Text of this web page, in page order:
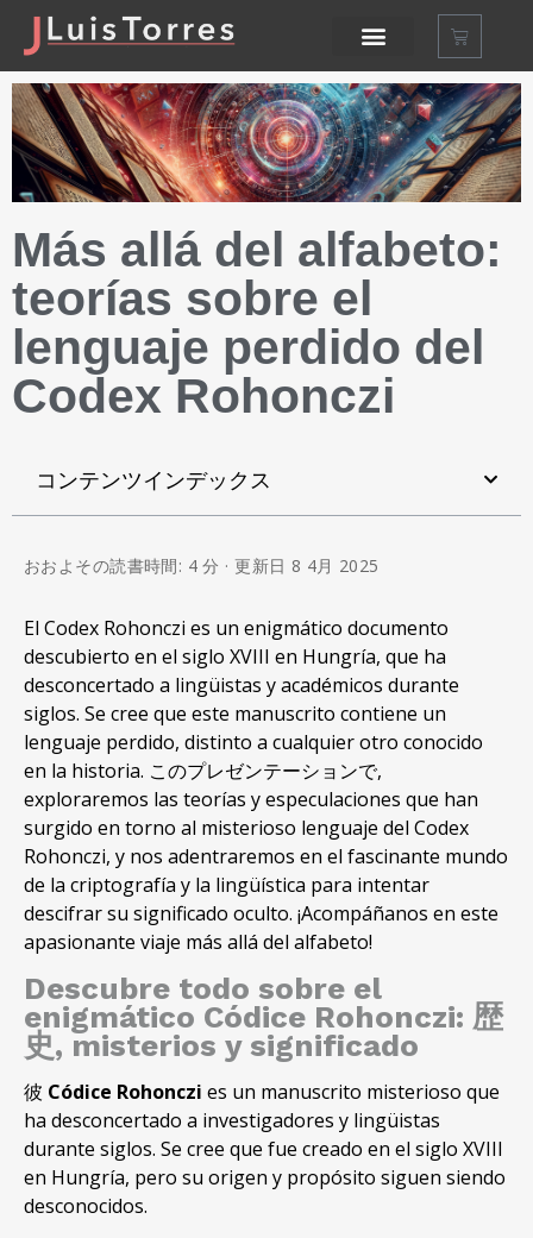
Más allá del alfabeto:
teorías sobre el
lenguaje perdido del
Codex Rohonczi
コンテンツインデックス
おおよその読書時間: 4 分 · 更新日 8 4月 2025
El Codex Rohonczi es un enigmático documento
descubierto en el siglo XVIII en Hungría, que ha
desconcertado a lingüistas y académicos durante
siglos. Se cree que este manuscrito contiene un
lenguaje perdido, distinto a cualquier otro conocido
en la historia. このプレゼンテーションで,
exploraremos las teorías y especulaciones que han
surgido en torno al misterioso lenguaje del Codex
Rohonczi, y nos adentraremos en el fascinante mundo
de la criptografía y la lingüística para intentar
descifrar su significado oculto. ¡Acompáñanos en este
apasionante viaje más allá del alfabeto!
Descubre todo sobre el
enigmático Códice Rohonczi: 歴
史, misterios y significado
彼 Códice Rohonczi es un manuscrito misterioso que
ha desconcertado a investigadores y lingüistas
durante siglos. Se cree que fue creado en el siglo XVIII
en Hungría, pero su origen y propósito siguen siendo
desconocidos.